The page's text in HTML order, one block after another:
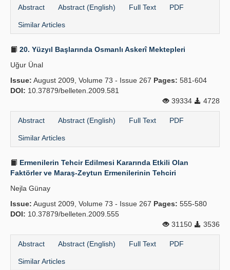
Abstract Abstract (English) Full Text PDF
Similar Articles
20. Yüzyıl Başlarında Osmanlı Askerî Mektepleri
Uğur Ünal
Issue: August 2009, Volume 73 - Issue 267 Pages: 581-604
DOI: 10.37879/belleten.2009.581
39334
4728
Abstract Abstract (English) Full Text PDF
Similar Articles
Ermenilerin Tehcir Edilmesi Kararında Etkili Olan
Faktörler ve Maraş-Zeytun Ermenilerinin Tehciri
Nejla Günay
Issue: August 2009, Volume 73 - Issue 267 Pages: 555-580
DOI: 10.37879/belleten.2009.555
31150
3536
Abstract Abstract (English) Full Text PDF
Similar Articles